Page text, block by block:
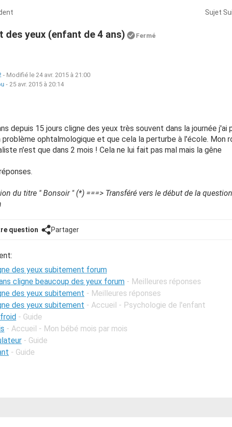
Sujet
des yeux (enfant de 4 ans) Fermé
- Modifié le 24 avr. 2015 à 21:00
- 25 avr. 2015 à 20:14
depuis 15 jours cligne des yeux très souvent dans la journée j'ai
problème ophtalmologique et que cela la perturbe à l'école. Mon
n'est que dans 2 mois ! Cela ne lui fait pas mal mais la gêne
du titre " Bonsoir " (*) ===> Transféré vers le début de la
question Partager
des yeux subitement forum
cligne beaucoup des yeux forum - Meilleures réponses
des yeux subitement - Meilleures réponses
des yeux subitement - Accueil - Psychologie de l'enfant
- Guide
- Accueil - Mon bébé mois par mois
- Guide
- Guide